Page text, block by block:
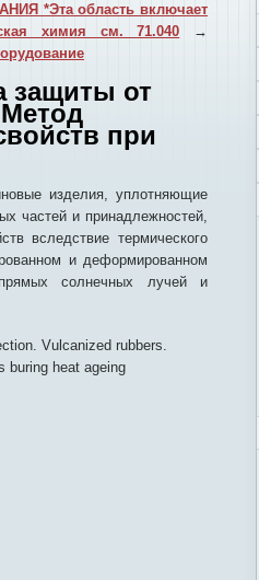
*Эта область включает
химия см. 71.040 →
защиты от
при
изделия, уплотняющие
частей и принадлежностей,
вследствие термического
и деформированном
солнечных лучей и
Vulcanized rubbers.
buring heat ageing